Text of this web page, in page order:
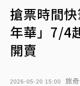
搶票時間
年華」7/4
開賣
2026-05-20 15:00 旅